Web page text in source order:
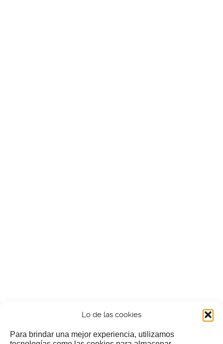
Lo de las cookies
Para brindar una mejor experiencia, utilizamos